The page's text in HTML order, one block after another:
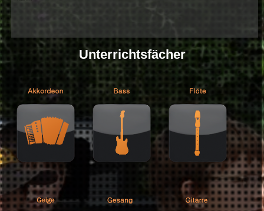
Die Freude am Gemeinsamen Musizieren habe ich als Dirigent im
Kinderchor, Jugendchor, Kirchenchor und Männerchor erfahren.
Im Mittelpunkt steht bei mir immer das Klavier, ob Solovortrag,
Solisten, Vorbereitung für die Chorprobe oder Schreiben von
Wichtig ist mir eine solide klassische Ausbildung, die es meinem Schüler
ermöglicht in allen Richtungen weiterzukommen, eventuell auch als Profi.
Meine besondere Leidenschaft ist die Klavierbegleitung mit
insbesondere dann, wenn der Solist musikalisch über sich
kann.
Unterrichtsfächer